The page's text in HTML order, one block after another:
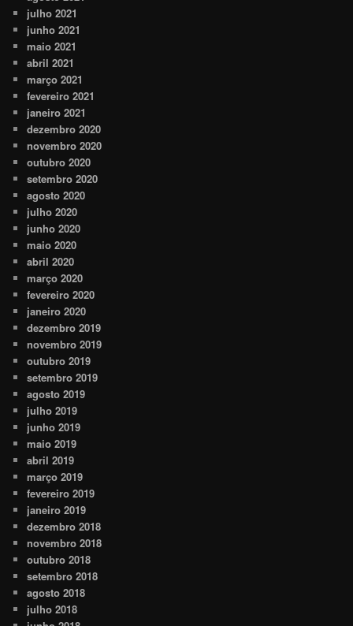
julho 2021
junho 2021
maio 2021
abril 2021
março 2021
fevereiro 2021
janeiro 2021
dezembro 2020
novembro 2020
outubro 2020
setembro 2020
agosto 2020
julho 2020
junho 2020
maio 2020
abril 2020
março 2020
fevereiro 2020
janeiro 2020
dezembro 2019
novembro 2019
outubro 2019
setembro 2019
agosto 2019
julho 2019
junho 2019
maio 2019
abril 2019
março 2019
fevereiro 2019
janeiro 2019
dezembro 2018
novembro 2018
outubro 2018
setembro 2018
agosto 2018
julho 2018